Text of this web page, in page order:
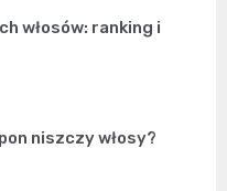
włosów: ranking i
niszczy włosy?